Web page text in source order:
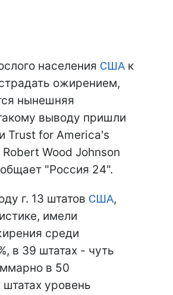
населения США к
ожирением,
нынешняя
выводу пришли
Trust for America's
Wood Johnson
"Россия 24".
г. 13 штатов США,
имели
среди
в 39 штатах - чуть
в 50
уровень